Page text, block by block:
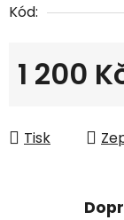
Kód:
1 200
Tisk